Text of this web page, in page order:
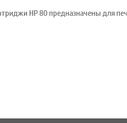
HP 80 предназначены для